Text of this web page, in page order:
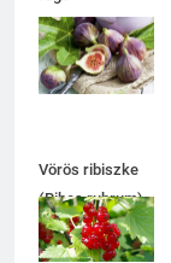
felhasználása
Vörös ribiszke
(Ribes rubrum)